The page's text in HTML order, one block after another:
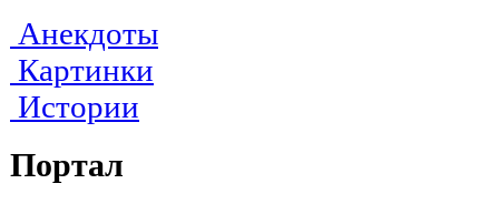
Анекдоты
Картинки
Истории
Портал